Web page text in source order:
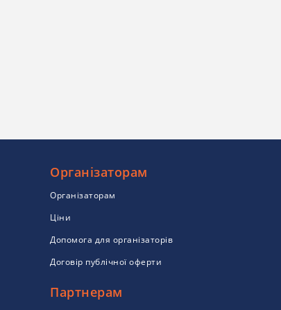
Організаторам
Організаторам
Ціни
Допомога для організаторів
Договір публічної оферти
Партнерам